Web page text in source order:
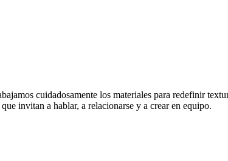
cuidadosamente los materiales para redefinir
invitan a hablar, a relacionarse y a crear en equipo.